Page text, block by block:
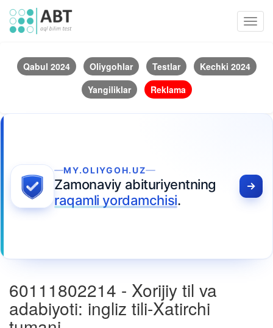
Qabul 2024 Oliygohlar Testlar
Kechki 2024
Yangiliklar
Reklama
MY.OLIYGOH.UZ
Zamonaviy abituriyentning
raqamli yordamchisi.
60111802214 - Xorijiy til va
adabiyoti: ingliz tili-Xatirchi